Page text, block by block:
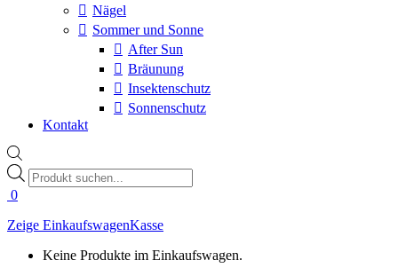
Nägel
Sommer und Sonne
After Sun
Bräunung
Insektenschutz
Sonnenschutz
Kontakt
Products
search
0
Zeige EinkaufswagenKasse
Keine Produkte im Einkaufswagen.